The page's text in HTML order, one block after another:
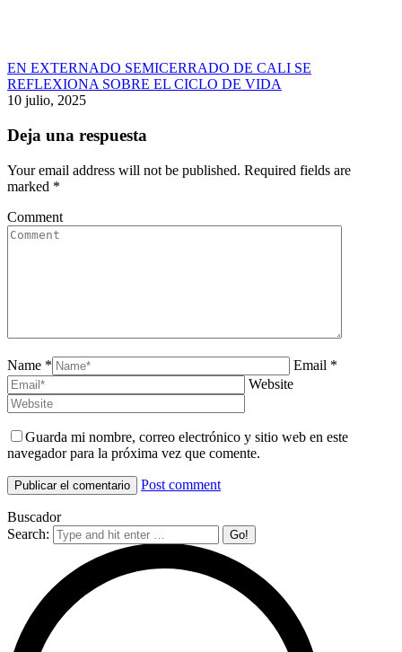
EN EXTERNADO SEMICERRADO DE CALI SE
REFLEXIONA SOBRE EL CICLO DE VIDA
10 julio, 2025
Deja una respuesta
Your email address will not be published. Required fields are
marked *
Comment
Name *
Email *
Website
Guarda mi nombre, correo electrónico y sitio web en este
navegador para la próxima vez que comente.
Post comment
Buscador
Search: